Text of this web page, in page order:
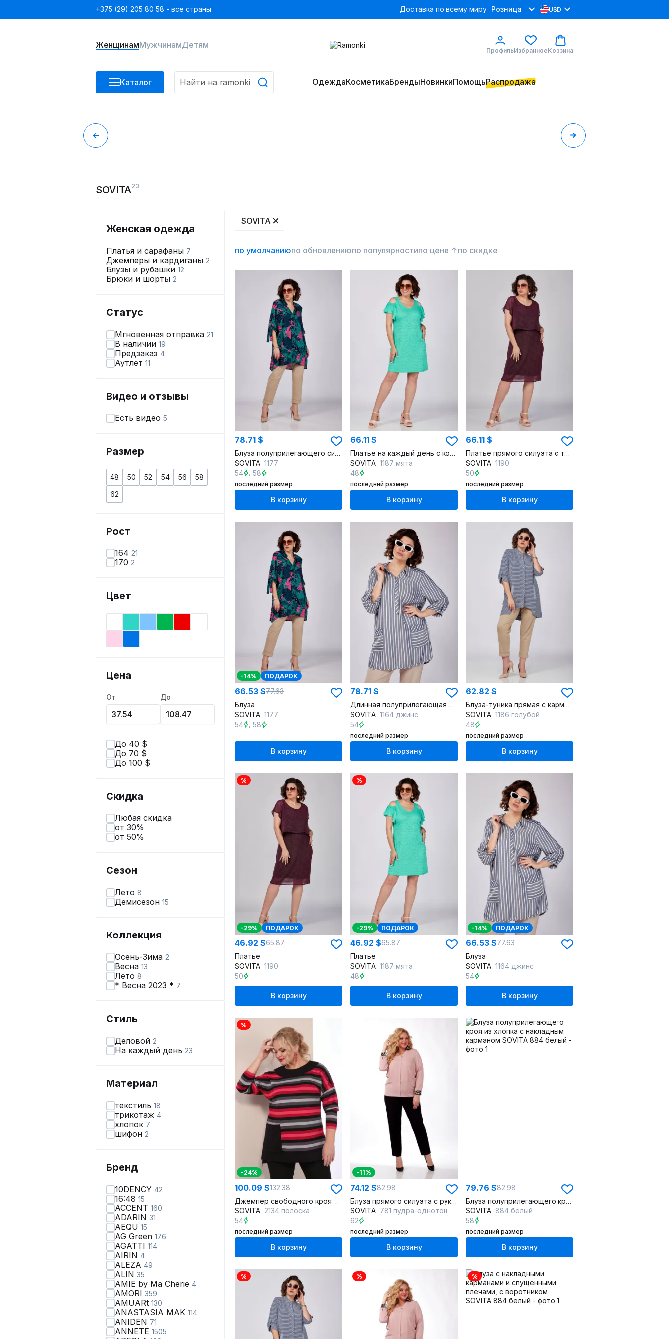
+375 (29) 205 80 58 - все страны Доставка по всему миру Розница USD
ЖенщинамМужчинамДетям
ПрофильИзбранноеКорзина
Каталог ОдеждаКосметикаБрендыНовинкиПомощьРаспродажа
SOVITA23
Женская одежда
Платья и сарафаны 7
Джемперы и кардиганы 2
Блузы и рубашки 12
Брюки и шорты 2
Статус
Мгновенная отправка 21
В наличии 19
Предзаказ 4
Аутлет 11
Видео и отзывы
Есть видео 5
Размер
48 50 52 54 56
58
62
Рост
164 21
170 2
Цвет
Цена
От До
До 40 $
До 70 $
До 100 $
Скидка
Любая скидка
от 30%
от 50%
Сезон
Лето 8
Демисезон 15
Коллекция
Осень-Зима 2
Весна 13
Лето 8
* Весна 2023 * 7
Стиль
Деловой 2
На каждый день 23
Материал
текстиль 18
трикотаж 4
хлопок 7
шифон 2
Бренд
10DENCY 42
16:48 15
ACCENT 160
ADARIN 31
AEQU 15
AG Green 176
AGATTI 114
AIRIN 4
ALEZA 49
ALIN 35
AMIE by Ma Сherie 4
AMORI 359
AMUARt 130
ANASTASIA MAK 114
ANIDEN 71
ANNETE 1505
SOVITA
по умолчаниюпо обновлениюпо популярностипо цене ↑по скидке
78.71 $
Блуза полуприлегающего силуэта с короткими рукавами из текстиля
SOVITA 1177
54
,58
последний размер
В корзину
66.11 $
Платье на каждый день с коротким рукавом и нагрудными вытачками
SOVITA 1187 мята
48
последний размер
В корзину
66.11 $
Платье прямого силуэта с трикотажной подкладкой и свободным кроем
SOVITA 1190
50
последний размер
В корзину
-14% ПОДАРОК
66.53 $77.63
Блуза
SOVITA 1177
54
,58
В корзину
78.71 $
Длинная полуприлегающая блуза из текстиля с накладными карманами
SOVITA 1164 джинс
54
последний размер
В корзину
62.82 $
Блуза-туника прямая с карманами и воротником-стойкой
SOVITA 1186 голубой
48
последний размер
В корзину
%
-29% ПОДАРОК
46.92 $65.87
Платье
SOVITA 1190
50
В корзину
%
-29% ПОДАРОК
46.92 $65.87
Платье
SOVITA 1187 мята
48
В корзину
-14% ПОДАРОК
66.53 $77.63
Блуза
SOVITA 1164 джинс
54
В корзину
%
-24%
100.09 $132.38
Джемпер свободного кроя с длинным рукавом из трикотажа
SOVITA 2134 полоска
54
последний размер
В корзину
-11%
74.12 $82.98
Блуза прямого силуэта с рукавами и имитацией воротника
SOVITA 781 пудра-однотон
62
последний размер
В корзину
79.76 $82.98
Блуза полуприлегающего кроя из хлопка с накладным карманом
SOVITA 884 белый
58
последний размер
В корзину
% % %